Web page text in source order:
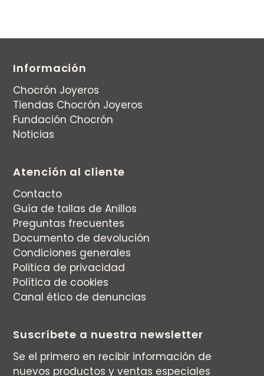
Información
Chocrón Joyeros
Tiendas Chocrón Joyeros
Fundación Chocrón
Noticias
Atención al cliente
Contacto
Guía de tallas de Anillos
Preguntas frecuentes
Documento de devolución
Condiciones generales
Politica de privacidad
Política de cookies
Canal ético de denuncias
Suscríbete a nuestra newsletter
Se el primero en recibir información de
nuevos productos y ventas especiales